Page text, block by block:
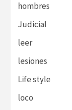
hombres
Judicial
leer
lesiones
Life style
loco